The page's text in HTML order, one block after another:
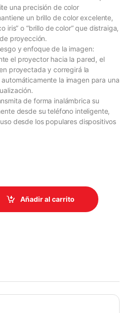
una precisión de color
un brillo de color excelente,
iris” o “brillo de color” que distraiga,
proyección.
y enfoque de la imagen:
el proyector hacia la pared, el
proyectada y corregirá la
la imagen para una
de forma inalámbrica su
desde su teléfono inteligente,
desde los populares dispositivos
de alcance estándar 1000
Añadir al carrito